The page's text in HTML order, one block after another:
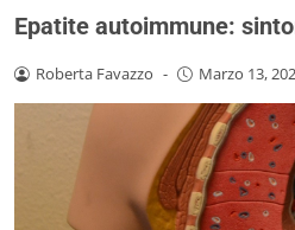
Epatite autoimmune:
Roberta Favazzo - Marzo 13,